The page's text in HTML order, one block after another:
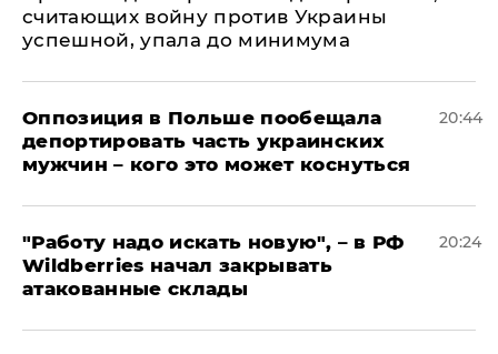
считающих войну против Украины
успешной, упала до минимума
Оппозиция в Польше пообещала
депортировать часть украинских
мужчин – кого это может коснуться
20:44
"Работу надо искать новую", – в РФ
Wildberries начал закрывать
атакованные склады
20:24